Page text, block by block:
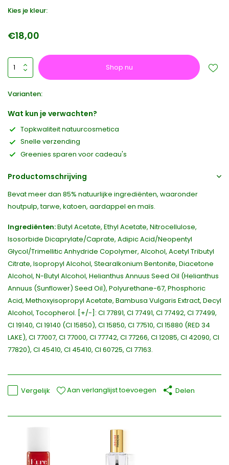
Kies je kleur:
€18,00
Shop nu
Varianten:
Wat kun je verwachten?
Topkwaliteit natuurcosmetica
Snelle verzending
Greenies sparen voor cadeau's
Productomschrijving
Bevat meer dan 85% natuurlijke ingrediënten, waaronder
houtpulp, tarwe, katoen, aardappel en maïs.
Ingrediënten:Butyl Acetate, Ethyl Acetate, Nitrocellulose,
Isosorbide Dicaprylate/Caprate, Adipic Acid/Neopentyl
Glycol/Trimellitic Anhydride Copolymer, Alcohol, Acetyl Tributyl
Citrate, Isopropyl Alcohol, Stearalkonium Bentonite, Diacetone
Alcohol, N-Butyl Alcohol, Helianthus Annuus Seed Oil (Helianthus
Annuus (Sunflower) Seed Oil), Polyurethane-67, Phosphoric
Acid, Methoxyisopropyl Acetate, Bambusa Vulgaris Extract, Decyl
Alcohol, Tocopherol. [+/-]: CI 77891, CI 77491, CI 77492, CI 77499,
CI 19140, CI 19140 (CI 15850), CI 15850, CI 77510, CI 15880 (RED 34
LAKE), CI 77007, CI 77000, CI 77742, CI 77266, CI 12085, CI 42090, CI
77820), CI 45410, CI 45410, CI 60725, CI 77163.
Vergelijk Aan verlanglijst toevoegen Delen